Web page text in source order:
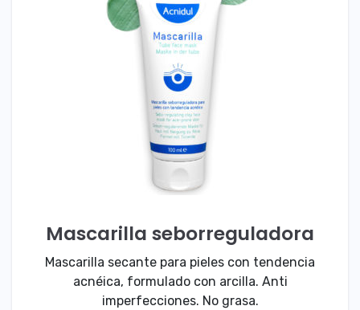
Mascarilla seborreguladora
Mascarilla secante para pieles con tendencia
acnéica, formulado con arcilla. Anti
imperfecciones. No grasa.